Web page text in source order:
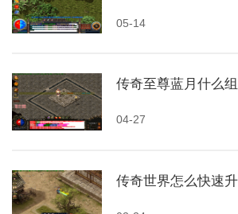
05-14
传奇至尊蓝月什么
04-27
传奇世界怎么快速